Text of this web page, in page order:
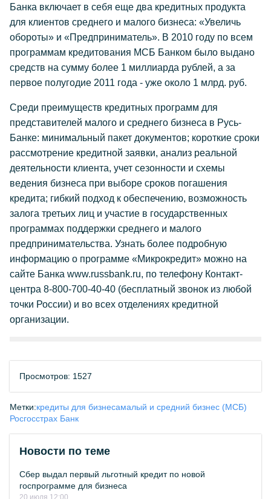
Банка включает в себя еще два кредитных продукта
для клиентов среднего и малого бизнеса: «Увеличь
обороты» и «Предприниматель». В 2010 году по всем
программам кредитования МСБ Банком было выдано
средств на сумму более 1 миллиарда рублей, а за
первое полугодие 2011 года - уже около 1 млрд. руб.
Среди преимуществ кредитных программ для
представителей малого и среднего бизнеса в Русь-
Банке: минимальный пакет документов; короткие сроки
рассмотрение кредитной заявки, анализ реальной
деятельности клиента, учет сезонности и схемы
ведения бизнеса при выборе сроков погашения
кредита; гибкий подход к обеспечению, возможность
залога третьих лиц и участие в государственных
программах поддержки среднего и малого
предпринимательства. Узнать более подробную
информацию о программе «Микрокредит» можно на
сайте Банка www.russbank.ru, по телефону Контакт-
центра 8-800-700-40-40 (бесплатный звонок из любой
точки России) и во всех отделениях кредитной
организации.
Просмотров: 1527
Метки:кредиты для бизнесамалый и средний бизнес (МСБ)
Росгосстрах Банк
Новости по теме
Сбер выдал первый льготный кредит по новой
госпрограмме для бизнеса
20 июля 12:00